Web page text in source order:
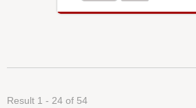
Result 1 - 24 of 54